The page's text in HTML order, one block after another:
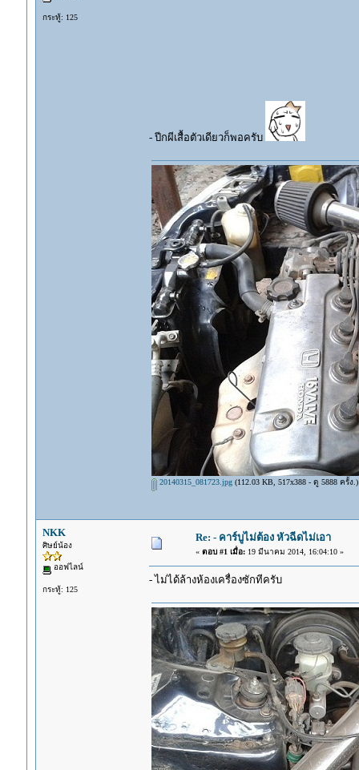
กระทู้: 125
- ปีกผีเสื้อตัวเดียวก็พอครับ
20140315_081723.jpg(112.03 KB, 517x388 - ดู 5888 ครั้ง.)
NKK
ศิษย์น้อง
ออฟไลน์
กระทู้: 125
Re: - คาร์บูไม่ต้อง หัวฉีดไม่เอา
« ตอบ #1 เมื่อ:19 มีนาคม 2014, 16:04:10 »
- ไม่ได้ล้างห้องเครื่องซักทีครับ